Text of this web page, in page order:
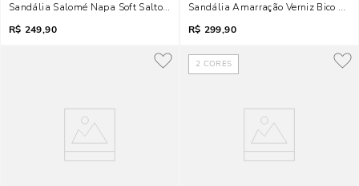
Sandália Salomé Napa Soft Salto Baixo Preto
R$ 249,90
Sandália Amarração Verniz Bico
R$ 299,90
2 CORES